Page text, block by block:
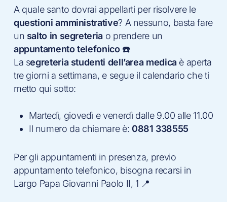
A quale santo dovrai appellarti per risolvere le
questioni amministrative? A nessuno, basta fare
un salto in segreteriao prendere un
appuntamento telefonico☎️
La segreteria studenti dell’area medica è aperta
tre giorni a settimana, e segue il calendario che ti
metto qui sotto:
Martedì, giovedì e venerdì dalle 9.00 alle 11.00
Il numero da chiamare è: 0881 338555
Per gli appuntamenti in presenza, previo
appuntamento telefonico, bisogna recarsi in
Largo Papa Giovanni Paolo II, 1 📍